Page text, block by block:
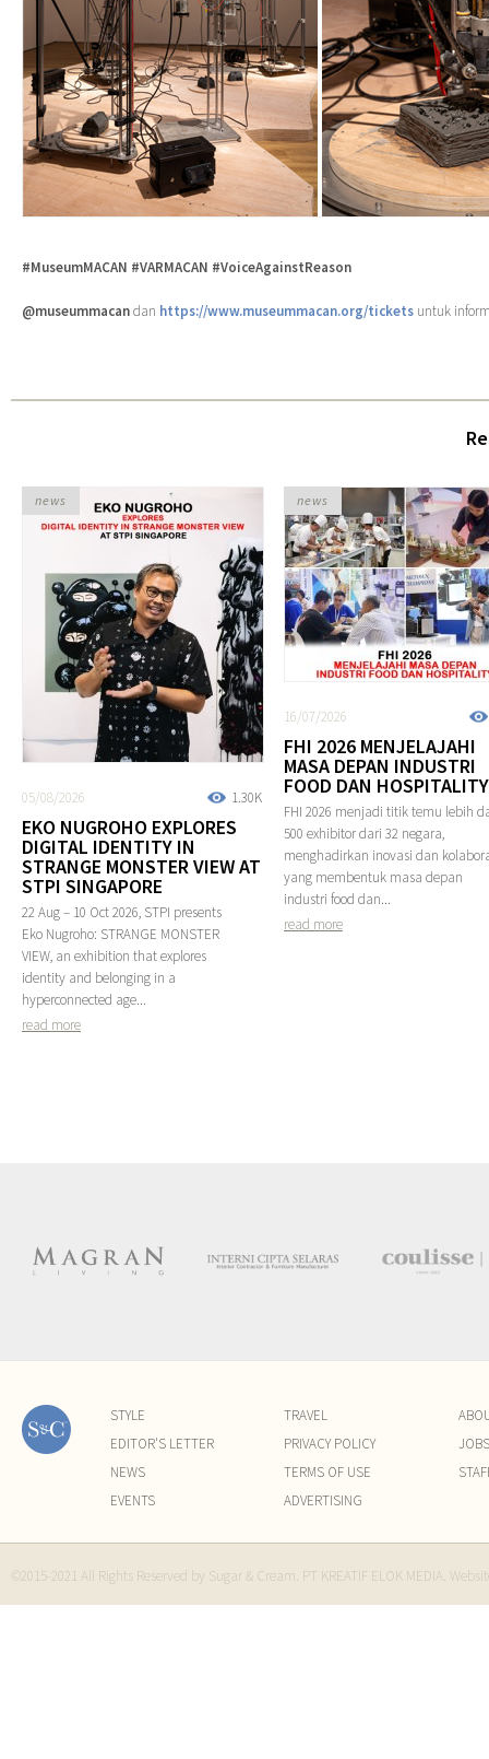
#MuseumMACAN #VARMACAN #VoiceAgainstReason
@museummacandan https://www.museummacan.org/tickets untuk
1.30K
05/08/2026
EKO NUGROHO EXPLORES
DIGITAL IDENTITY IN
STRANGE MONSTER VIEW AT
STPI SINGAPORE
22 Aug – 10 Oct 2026, STPI presents
Eko Nugroho: STRANGE MONSTER
VIEW, an exhibition that explores
identity and belonging in a
hyperconnected age...
read more
news
16/07/2026
FHI 2026 MENJELAJAHI
MASA DEPAN INDUSTRI
FOOD DAN HOSPITALITY
FHI 2026 menjadi titik temu lebih
500 exhibitor dari 32 negara,
menghadirkan inovasi dan
yang membentuk masa depan
industri food dan...
read more
news
STYLE
EDITOR'S LETTER
NEWS
EVENTS
TRAVEL
PRIVACY POLICY
TERMS OF USE
ADVERTISING
JOBS
©2015-2021 All Rights Reserved by Sugar & Cream. PT KREATIF ELOK MEDIA.